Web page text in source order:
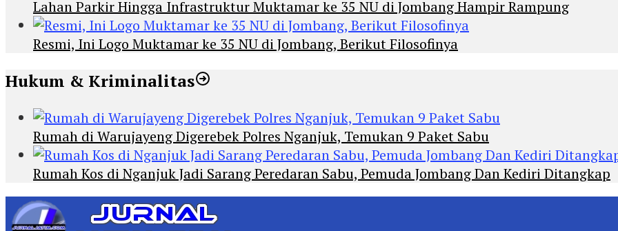
Lahan Parkir Hingga Infrastruktur Muktamar ke 35 NU di Jombang Hampir Rampung
Resmi, Ini Logo Muktamar ke 35 NU di Jombang, Berikut Filosofinya
Hukum & Kriminalitas
Rumah di Warujayeng Digerebek Polres Nganjuk, Temukan 9 Paket Sabu
Rumah Kos di Nganjuk Jadi Sarang Peredaran Sabu, Pemuda Jombang Dan Kediri Ditangkap